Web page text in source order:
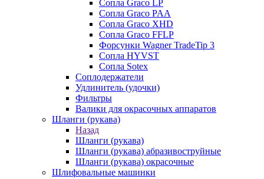
Сопла Graco LP
Сопла Graco PAA
Сопла Graco XHD
Сопла Graco FFLP
Форсунки Wagner TradeTip 3
Сопла HYVST
Сопла Sotex
Соплодержатели
Удлинитель (удочки)
Фильтры
Валики для окрасочных аппаратов
Шланги (рукава)
Назад
Шланги (рукава)
Шланги (рукава) абразивоструйные
Шланги (рукава) окрасочные
Шлифовальные машинки